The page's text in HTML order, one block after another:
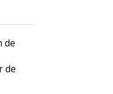
de
de